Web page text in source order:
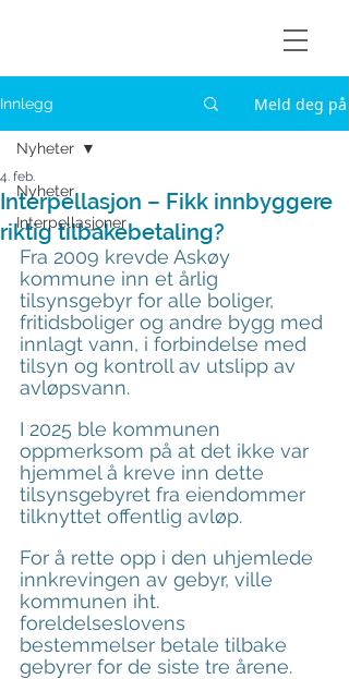
Innlegg Meld deg på
Nyheter
Interpellasjoner
Nyheter
Interpellasjon – Fikk innbyggere
riktig tilbakebetaling?
4. feb.
Fra 2009 krevde Askøy
kommune inn et årlig
tilsynsgebyr for alle boliger,
fritidsboliger og andre bygg med
innlagt vann, i forbindelse med
tilsyn og kontroll av utslipp av
avløpsvann.
I 2025 ble kommunen
oppmerksom på at det ikke var
hjemmel å kreve inn dette
tilsynsgebyret fra eiendommer
tilknyttet offentlig avløp.
For å rette opp i den uhjemlede
innkrevingen av gebyr, ville
kommunen iht.
foreldelseslovens
bestemmelser betale tilbake
gebyrer for de siste tre årene.